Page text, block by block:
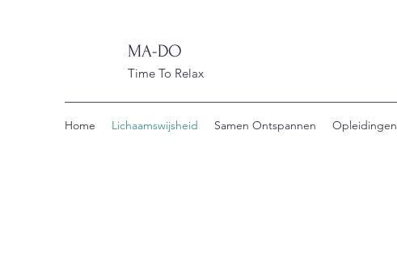
MA-DO
Time To Relax
Home Lichaamswijsheid Samen Ontspannen Opleidingen